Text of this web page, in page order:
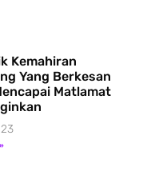
Kemahiran
Yang Berkesan
Matlamat